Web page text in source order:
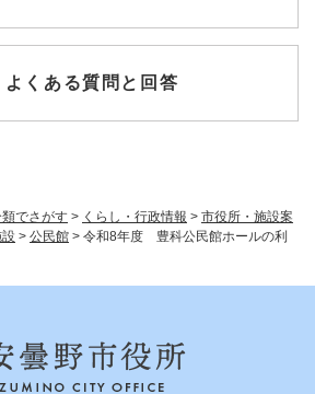
でさがす > くらし・行政情報 > 市役所・施設案
> 公民館 > 令和8年度 豊科公民館ホールの利
よくある質問と回答